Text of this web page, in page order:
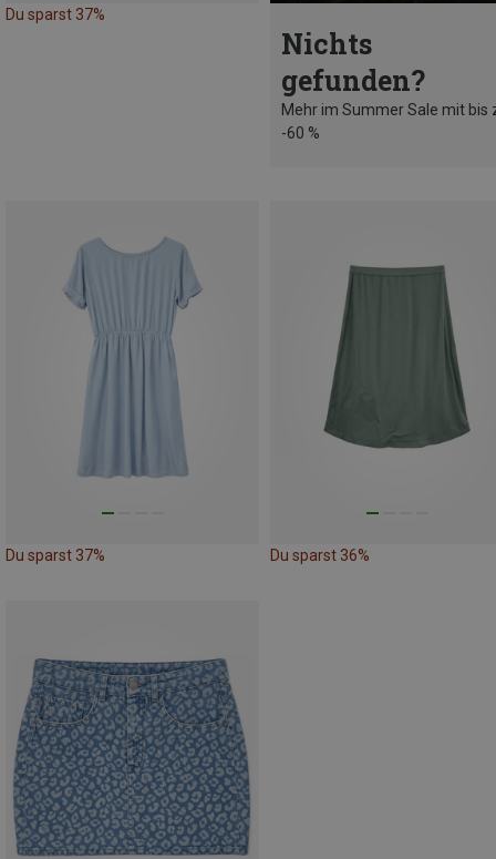
Du sparst 37%
Nichts
gefunden?
Mehr im Summer Sale mit bis
-60 %
Du sparst 37% Du sparst 36%